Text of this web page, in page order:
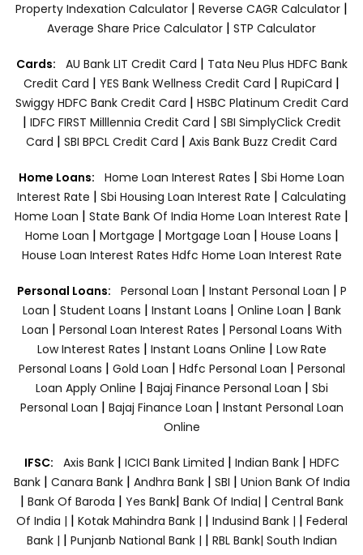
Property Indexation Calculator | Reverse CAGR Calculator |
Average Share Price Calculator | STP Calculator
Cards: AU Bank LIT Credit Card | Tata Neu Plus HDFC Bank
Credit Card | YES Bank Wellness Credit Card | RupiCard |
Swiggy HDFC Bank Credit Card | HSBC Platinum Credit Card
| IDFC FIRST Milllennia Credit Card | SBI SimplyClick Credit
Card | SBI BPCL Credit Card | Axis Bank Buzz Credit Card
Home Loans: Home Loan Interest Rates | Sbi Home Loan
Interest Rate | Sbi Housing Loan Interest Rate | Calculating
Home Loan | State Bank Of India Home Loan Interest Rate |
Home Loan | Mortgage | Mortgage Loan | House Loans |
House Loan Interest Rates Hdfc Home Loan Interest Rate
Personal Loans: Personal Loan | Instant Personal Loan | P
Loan | Student Loans | Instant Loans | Online Loan | Bank
Loan | Personal Loan Interest Rates | Personal Loans With
Low Interest Rates | Instant Loans Online | Low Rate
Personal Loans | Gold Loan | Hdfc Personal Loan | Personal
Loan Apply Online | Bajaj Finance Personal Loan | Sbi
Personal Loan | Bajaj Finance Loan | Instant Personal Loan
Online
IFSC: Axis Bank | ICICI Bank Limited | Indian Bank | HDFC
Bank| Canara Bank | Andhra Bank| SBI | Union Bank Of India
| Bank Of Baroda | Yes Bank| Bank Of India| | Central Bank
Of India | | Kotak Mahindra Bank | | Indusind Bank | | Federal
Bank | | Punjanb National Bank | | RBL Bank| South Indian